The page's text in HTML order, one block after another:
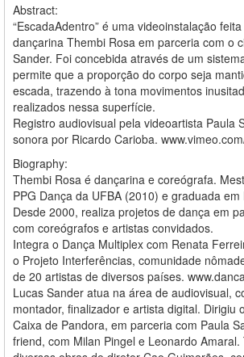
Abstract:
“EscadaAdentro” é uma videoinstalação
dançarina Thembi Rosa em parceria com o
Sander. Foi concebida através de um
permite que a proporção do corpo seja
escada, trazendo à tona movimentos
realizados nessa superfície.
Registro audiovisual pela videoartista Paula
sonora por Ricardo Carioba.
Biography:
Thembi Rosa é dançarina e coreógrafa.
PPG Dança da UFBA (2010) e graduada
Desde 2000, realiza projetos de dança em
com coreógrafos e artistas convidados.
Integra o Dança Multiplex com Renata
o Projeto Interferências, comunidade
de 20 artistas de diversos países.
Lucas Sander atua na área de audiovisual,
montador, finalizador e artista digital. Dirigiu
Caixa de Pandora, em parceria com Paula
friend, com Milan Pingel e Leonardo Amaral.